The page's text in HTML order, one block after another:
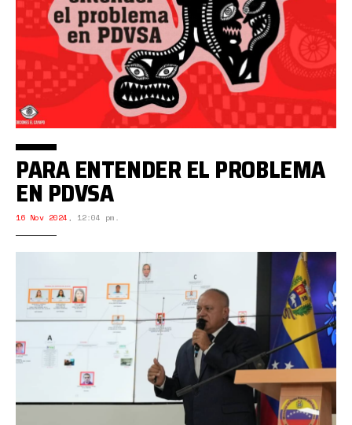
PARA ENTENDER EL PROBLEMA
EN PDVSA
16 Nov 2024 , 12:04 pm.